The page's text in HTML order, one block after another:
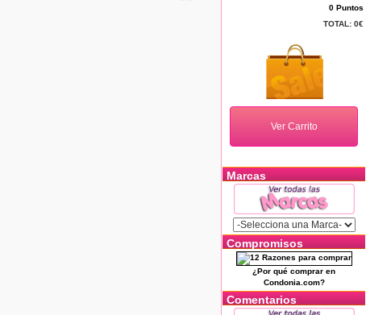
0 Puntos
TOTAL: 0€
Marcas
Compromisos
¿Por qué comprar en
Condonia.com?
Comentarios